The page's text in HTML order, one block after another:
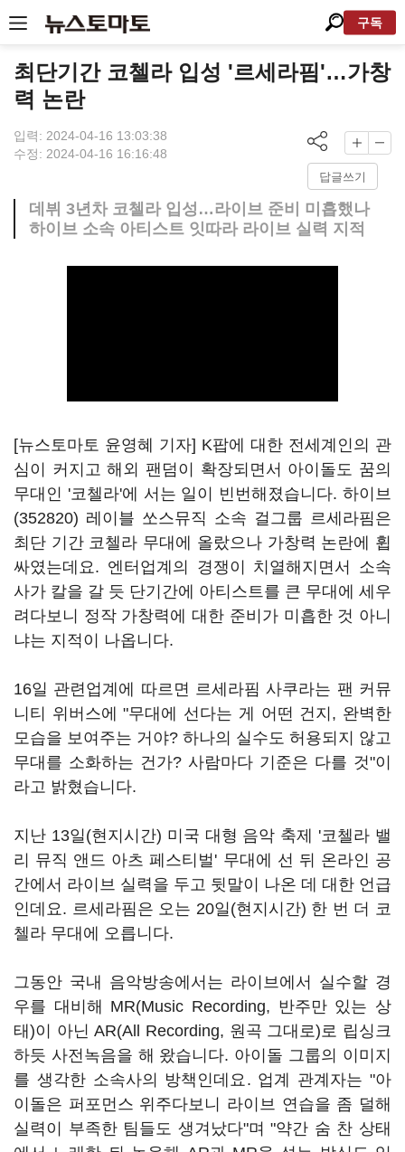
구독
최단기간 코첼라 입성 '르세라핌'…가창
력 논란
입력: 2024-04-16 13:03:38
수정: 2024-04-16 16:16:48
답글쓰기
데뷔 3년차 코첼라 입성…라이브 준비 미흡했나
하이브 소속 아티스트 잇따라 라이브 실력 지적
[뉴스토마토 윤영혜 기자] K팝에 대한 전세계인의 관
심이 커지고 해외 팬덤이 확장되면서 아이돌도 꿈의
무대인 '코첼라'에 서는 일이 빈번해졌습니다. 하이브
(352820) 레이블 쏘스뮤직 소속 걸그룹 르세라핌은
최단 기간 코첼라 무대에 올랐으나 가창력 논란에 휩
싸였는데요. 엔터업계의 경쟁이 치열해지면서 소속
사가 칼을 갈 듯 단기간에 아티스트를 큰 무대에 세우
려다보니 정작 가창력에 대한 준비가 미흡한 것 아니
냐는 지적이 나옵니다.
16일 관련업계에 따르면 르세라핌 사쿠라는 팬 커뮤
니티 위버스에 "무대에 선다는 게 어떤 건지, 완벽한
모습을 보여주는 거야? 하나의 실수도 허용되지 않고
무대를 소화하는 건가? 사람마다 기준은 다를 것"이
라고 밝혔습니다.
지난 13일(현지시간) 미국 대형 음악 축제 '코첼라 밸
리 뮤직 앤드 아츠 페스티벌' 무대에 선 뒤 온라인 공
간에서 라이브 실력을 두고 뒷말이 나온 데 대한 언급
인데요. 르세라핌은 오는 20일(현지시간) 한 번 더 코
첼라 무대에 오릅니다.
그동안 국내 음악방송에서는 라이브에서 실수할 경
우를 대비해 MR(Music Recording, 반주만 있는 상
태)이 아닌 AR(All Recording, 원곡 그대로)로 립싱크
하듯 사전녹음을 해 왔습니다. 아이돌 그룹의 이미지
를 생각한 소속사의 방책인데요. 업계 관계자는 "아
이돌은 퍼포먼스 위주다보니 라이브 연습을 좀 덜해
실력이 부족한 팀들도 생겨났다"며 "약간 숨 찬 상태